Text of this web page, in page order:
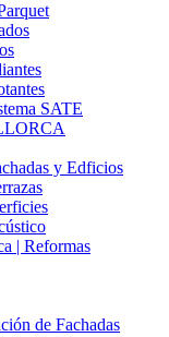
SATE
y Edficios
| Reformas
de Fachadas